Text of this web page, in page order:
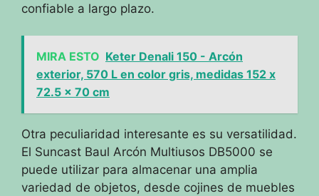
confiable a largo plazo.
MIRA ESTO Keter Denali 150 - Arcón
exterior, 570 L en color gris, medidas 152 x
72.5 x 70 cm
Otra peculiaridad interesante es su versatilidad.
El Suncast Baul Arcón Multiusos DB5000 se
puede utilizar para almacenar una amplia
variedad de objetos, desde cojines de muebles